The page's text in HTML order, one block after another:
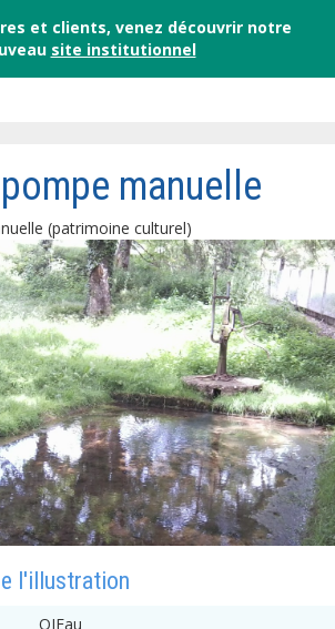
et clients, venez découvrir notre
site institutionnel
manuelle
(patrimoine culturel)
l'illustration
OIEau